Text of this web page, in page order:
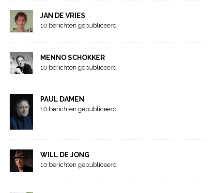
JAN DE VRIES
10 berichten gepubliceerd
MENNO SCHOKKER
10 berichten gepubliceerd
PAUL DAMEN
10 berichten gepubliceerd
WILL DE JONG
10 berichten gepubliceerd